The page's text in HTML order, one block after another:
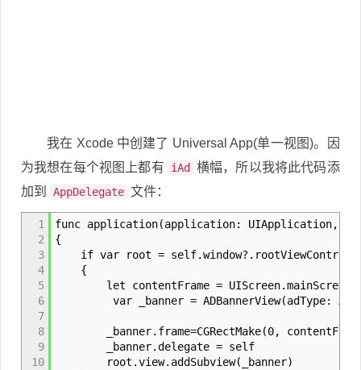
我在 Xcode 中创建了 Universal App(单一视图)。因
为我想在每个视图上都有
iAd
横幅，所以我将此代码添
加到
AppDelegate 文件：
1
2
3
4
5
6
7
8
9
10
func application(application: UIApplication,
{
if var root =
{
let contentFrame =
var _banner = ADBannerView(adType:
_banner.frame=CGRectMake(0,
_banner.delegate = self
root.view.addSubview(_banner)